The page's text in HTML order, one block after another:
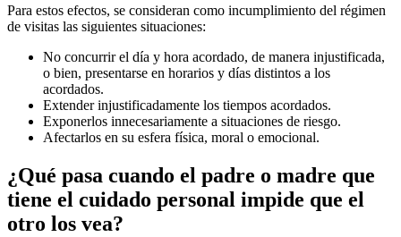
Para estos efectos, se consideran como incumplimiento del régimen
de visitas las siguientes situaciones:
No concurrir el día y hora acordado, de manera injustificada,
o bien, presentarse en horarios y días distintos a los
acordados.
Extender injustificadamente los tiempos acordados.
Exponerlos innecesariamente a situaciones de riesgo.
Afectarlos en su esfera física, moral o emocional.
¿Qué pasa cuando el padre o madre que
tiene el cuidado personal impide que el
otro los vea?